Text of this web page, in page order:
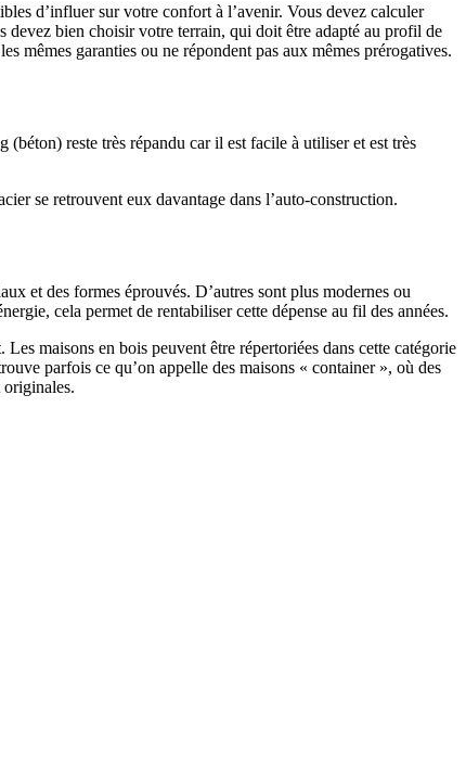
d’influer sur votre confort à l’avenir. Vous devez calculer
devez bien choisir votre terrain, qui doit être adapté au profil de
mêmes garanties ou ne répondent pas aux mêmes prérogatives.
reste très répandu car il est facile à utiliser et est très
se retrouvent eux davantage dans l’auto-construction.
et des formes éprouvés. D’autres sont plus modernes ou
cela permet de rentabiliser cette dépense au fil des années.
maisons en bois peuvent être répertoriées dans cette catégorie
parfois ce qu’on appelle des maisons « container », où des
originales.